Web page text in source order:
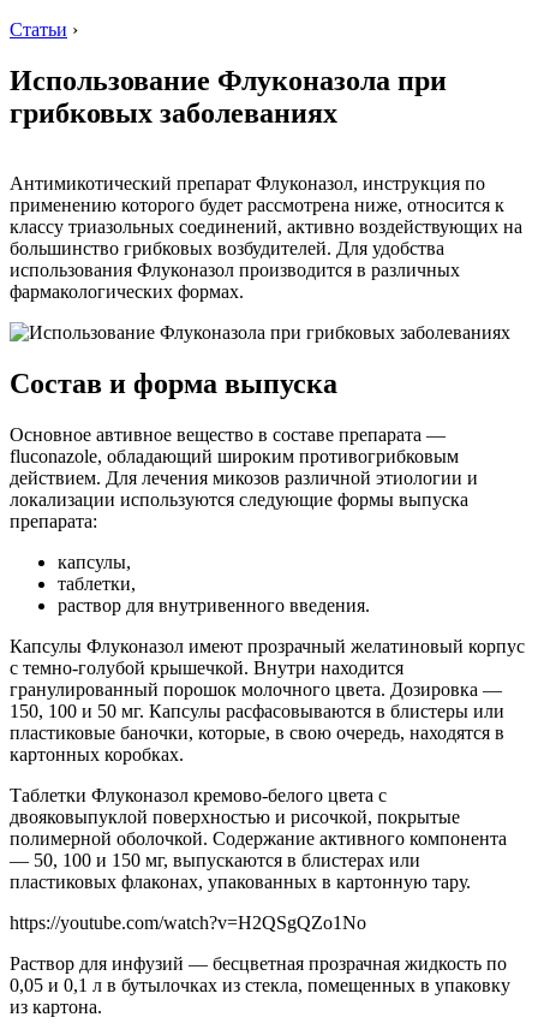
Статьи ›
Использование Флуконазола при
грибковых заболеваниях
Антимикотический препарат Флуконазол, инструкция по
применению которого будет рассмотрена ниже, относится к
классу триазольных соединений, активно воздействующих на
большинство грибковых возбудителей. Для удобства
использования Флуконазол производится в различных
фармакологических формах.
Состав и форма выпуска
Основное автивное вещество в составе препарата —
fluconazole, обладающий широким противогрибковым
действием. Для лечения микозов различной этиологии и
локализации используются следующие формы выпуска
препарата:
капсулы,
таблетки,
раствор для внутривенного введения.
Капсулы Флуконазол имеют прозрачный желатиновый корпус
с темно-голубой крышечкой. Внутри находится
гранулированный порошок молочного цвета. Дозировка —
150, 100 и 50 мг. Капсулы расфасовываются в блистеры или
пластиковые баночки, которые, в свою очередь, находятся в
картонных коробках.
Таблетки Флуконазол кремово-белого цвета с
двояковыпуклой поверхностью и рисочкой, покрытые
полимерной оболочкой. Содержание активного компонента
— 50, 100 и 150 мг, выпускаются в блистерах или
пластиковых флаконах, упакованных в картонную тару.
https://youtube.com/watch?v=H2QSgQZo1No
Раствор для инфузий — бесцветная прозрачная жидкость по
0,05 и 0,1 л в бутылочках из стекла, помещенных в упаковку
из картона.